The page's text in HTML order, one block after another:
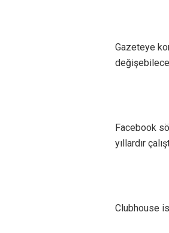
Gazeteye
Facebook
yıllardır
Clubhouse